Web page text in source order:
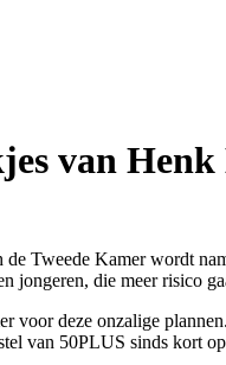
van
Tweede Kamer wordt
jongeren, die meer risico
deze onzalige
van 50PLUS sinds kort